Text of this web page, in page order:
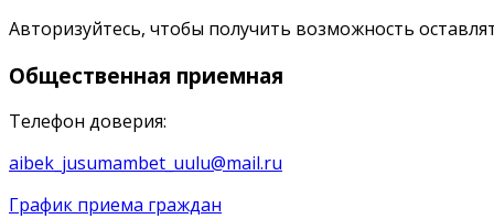
Авторизуйтесь, чтобы получить возможность
Общественная приемная
Телефон доверия:
aibek_jusumambet_uulu@mail.ru
График приема граждан